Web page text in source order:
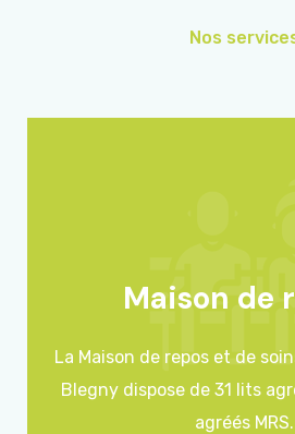
Nos
Maison de
La Maison de repos et de
Blegny dispose de 31 lits
agréés MRS.